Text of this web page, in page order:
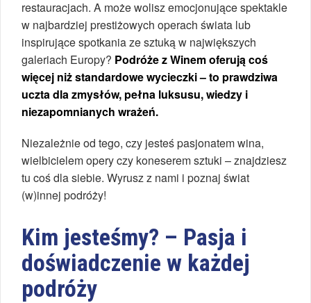
restauracjach. A może wolisz emocjonujące spektakle
w najbardziej prestiżowych operach świata lub
inspirujące spotkania ze sztuką w największych
galeriach Europy? Podróże z Winem oferują coś
więcej niż standardowe wycieczki – to prawdziwa
uczta dla zmysłów, pełna luksusu, wiedzy i
niezapomnianych wrażeń.
Niezależnie od tego, czy jesteś pasjonatem wina,
wielbicielem opery czy koneserem sztuki – znajdziesz
tu coś dla siebie. Wyrusz z nami i poznaj świat
(w)innej podróży!
Kim jesteśmy? – Pasja i
doświadczenie w każdej
podróży